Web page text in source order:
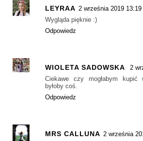
LEYRAA 2 września 2019 13:19
Wygląda pięknie :)
Odpowiedz
WIOLETA SADOWSKA
2
Ciekawe czy mogłabym kupić
byłoby coś.
Odpowiedz
MRS CALLUNA 2 września